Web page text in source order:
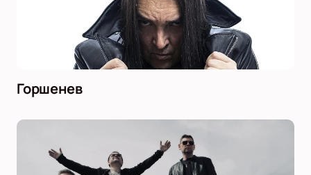
Горшенев